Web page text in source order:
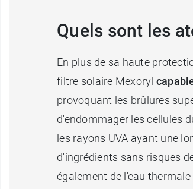
Quels sont les
En plus de sa haute
filtre solaire Mexoryl
provoquant les brûlures
d'endommager les cellules
les rayons UVA ayant une
d'ingrédients sans risques
également de l'eau